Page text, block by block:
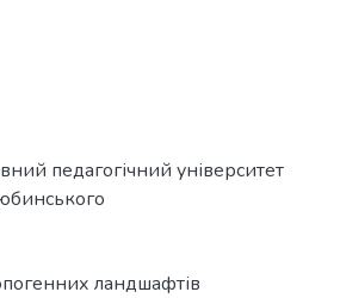
педагогічний університет
ландшафтів